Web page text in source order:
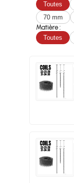
Toutes
70 mm
Matière :
Toutes